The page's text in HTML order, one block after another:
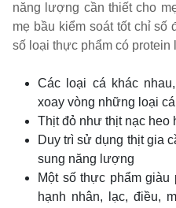
năng lượng cần thiết cho
mẹ bầu kiểm soát tốt chỉ số
số loại thực phẩm có protein
Các loại cá khác
xoay vòng những loại
Thịt đỏ như thịt nạc heo
Duy trì sử dụng thịt gia
sung năng lượng
Một số thực phẩm
hạnh nhân, lạc, điều,